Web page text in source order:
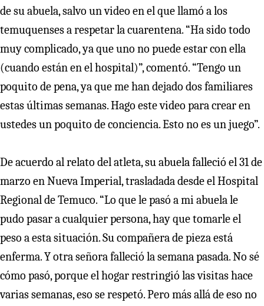
de su abuela, salvo un video en el que llamó a los
temuquenses a respetar la cuarentena. “Ha sido todo
muy complicado, ya que uno no puede estar con ella
(cuando están en el hospital)”, comentó. “Tengo un
poquito de pena, ya que me han dejado dos familiares
estas últimas semanas. Hago este video para crear en
ustedes un poquito de conciencia. Esto no es un juego”.
De acuerdo al relato del atleta, su abuela falleció el 31 de
marzo en Nueva Imperial, trasladada desde el Hospital
Regional de Temuco. “Lo que le pasó a mi abuela le
pudo pasar a cualquier persona, hay que tomarle el
peso a esta situación. Su compañera de pieza está
enferma. Y otra señora falleció la semana pasada. No sé
cómo pasó, porque el hogar restringió las visitas hace
varias semanas, eso se respetó. Pero más allá de eso no